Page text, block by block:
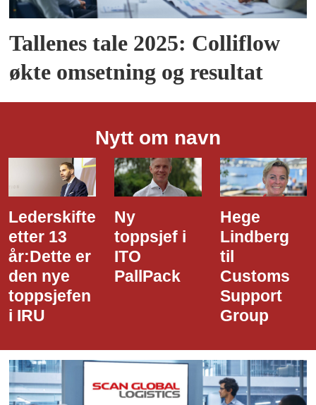
Tallenes tale 2025: Colliflow
økte omsetning og resultat
Nytt om navn
Ny
toppsjef i
ITO
PallPack
Hege
Lindberg
til
Customs
Dette er
den nye
i Narvik
Havn